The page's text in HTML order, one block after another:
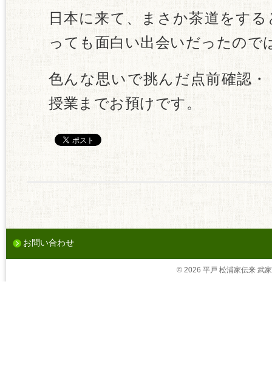
日本に来て、まさか茶道をす
っても面白い出会いだったので
色んな思いで挑んだ点前確認
授業までお預けです。
お問い合わせ
© 2026 平戸 松浦家伝来 武